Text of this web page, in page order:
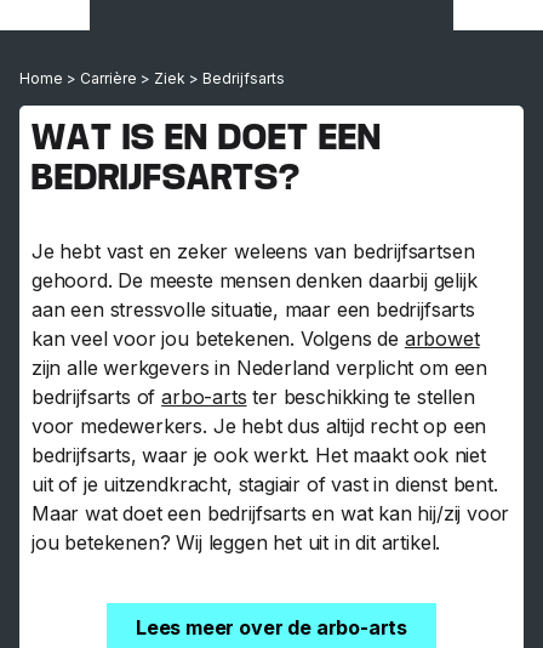
Home > Carrière > Ziek > Bedrijfsarts
WAT IS EN DOET EEN
BEDRIJFSARTS?
Je hebt vast en zeker weleens van bedrijfsartsen
gehoord. De meeste mensen denken daarbij gelijk
aan een stressvolle situatie, maar een bedrijfsarts
kan veel voor jou betekenen. Volgens de arbowet
zijn alle werkgevers in Nederland verplicht om een
bedrijfsarts ofarbo-arts ter beschikking te stellen
voor medewerkers. Je hebt dus altijd recht op een
bedrijfsarts, waar je ook werkt. Het maakt ook niet
uit of je uitzendkracht, stagiair of vast in dienst bent.
Maar wat doet een bedrijfsarts en wat kan hij/zij voor
jou betekenen? Wij leggen het uit in dit artikel.
Lees meer over de arbo-arts